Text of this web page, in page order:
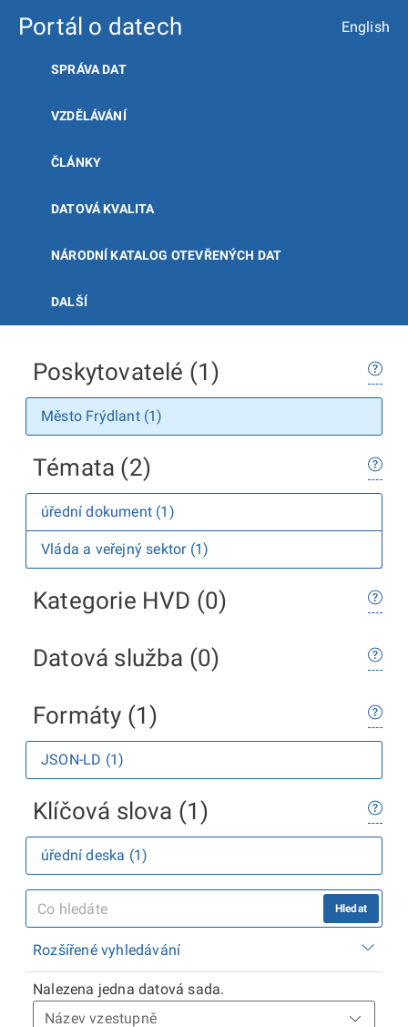
Portál o datech English
SPRÁVA DAT
VZDĚLÁVÁNÍ
ČLÁNKY
DATOVÁ KVALITA
NÁRODNÍ KATALOG OTEVŘENÝCH DAT
DALŠÍ
Poskytovatelé (1)
Město Frýdlant (1)
Témata (2)
úřední dokument (1)
Vláda a veřejný sektor (1)
Kategorie HVD (0)
Datová služba (0)
Formáty (1)
JSON-LD (1)
Klíčová slova (1)
úřední deska (1)
Hledat
Rozšířené vyhledávání
Nalezena jedna datová sada.